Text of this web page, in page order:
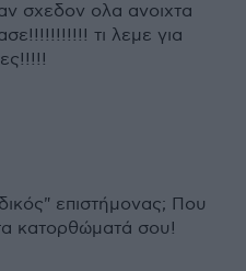
σχεδον ολα ανοιχτα
τι λεμε για
επιστήμονας; Που
κατορθώματά σου!